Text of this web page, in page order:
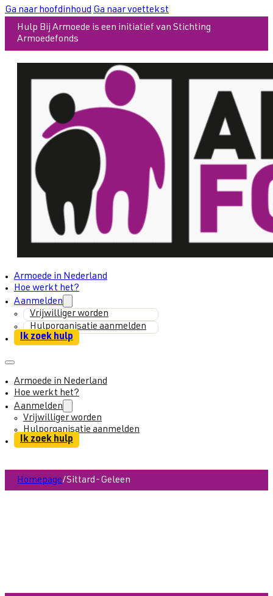
Ga naar hoofdinhoud Ga naar voettekst
Hulp Bij Armoede is een initiatief van Stichting
Armoedefonds
Armoede in Nederland
Hoe werkt het?
Aanmelden
Vrijwilliger worden
Hulporganisatie aanmelden
Ik zoek hulp
Armoede in Nederland
Hoe werkt het?
Aanmelden
Vrijwilliger worden
Hulporganisatie aanmelden
Ik zoek hulp
Homepage/Sittard-Geleen